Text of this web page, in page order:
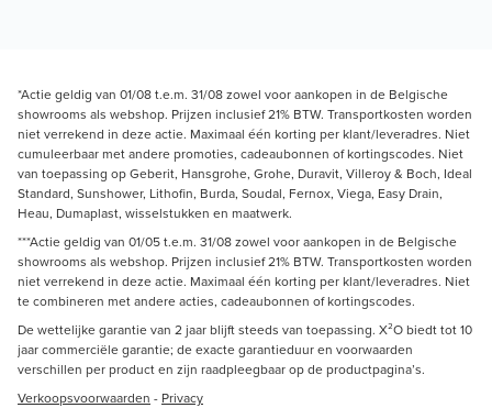
*Actie geldig van 01/08 t.e.m. 31/08 zowel voor aankopen in de Belgische
showrooms als webshop. Prijzen inclusief 21% BTW. Transportkosten worden
niet verrekend in deze actie. Maximaal één korting per klant/leveradres. Niet
cumuleerbaar met andere promoties, cadeaubonnen of kortingscodes. Niet
van toepassing op Geberit, Hansgrohe, Grohe, Duravit, Villeroy & Boch, Ideal
Standard, Sunshower, Lithofin, Burda, Soudal, Fernox, Viega, Easy Drain,
Heau, Dumaplast, wisselstukken en maatwerk.
***Actie geldig van 01/05 t.e.m. 31/08 zowel voor aankopen in de Belgische
showrooms als webshop. Prijzen inclusief 21% BTW. Transportkosten worden
niet verrekend in deze actie. Maximaal één korting per klant/leveradres. Niet
te combineren met andere acties, cadeaubonnen of kortingscodes.
De wettelijke garantie van 2 jaar blijft steeds van toepassing. X²O biedt tot 10
jaar commerciële garantie; de exacte garantieduur en voorwaarden
verschillen per product en zijn raadpleegbaar op de productpagina’s.
Verkoopsvoorwaarden - Privacy